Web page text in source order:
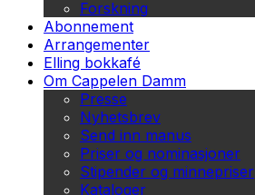
Forskning
Abonnement
Arrangementer
Elling bokkafé
Om Cappelen Damm
Presse
Nyhetsbrev
Send inn manus
Priser og nominasjoner
Stipender og minnepriser
Kataloger